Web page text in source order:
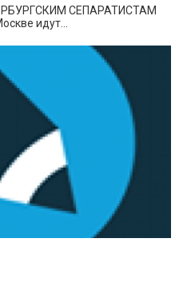
СЕПАРАТИСТАМ
идут...